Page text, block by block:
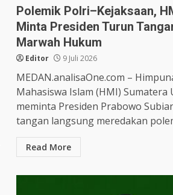
Polemik Polri–Kejaksaan,
Minta Presiden Turun
Marwah Hukum
Editor 9 Juli 2026
MEDAN.analisaOne.com –
Mahasiswa Islam (HMI) Sumatera
meminta Presiden Prabowo
tangan langsung meredakan
Read More